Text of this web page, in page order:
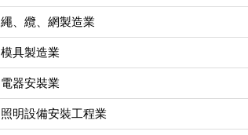
繩、纜、網製造業
模具製造業
電器安裝業
照明設備安裝工程業